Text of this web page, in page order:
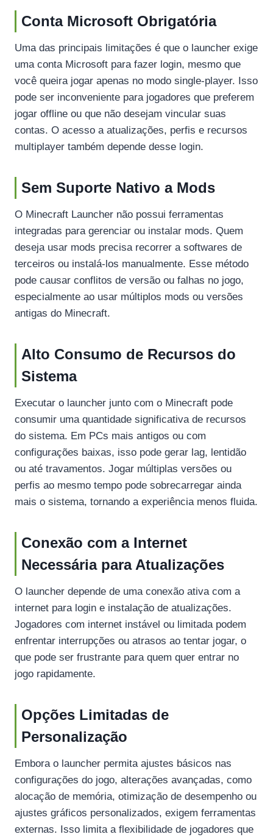
Conta Microsoft Obrigatória
Uma das principais limitações é que o launcher exige
uma conta Microsoft para fazer login, mesmo que
você queira jogar apenas no modo single-player. Isso
pode ser inconveniente para jogadores que preferem
jogar offline ou que não desejam vincular suas
contas. O acesso a atualizações, perfis e recursos
multiplayer também depende desse login.
Sem Suporte Nativo a Mods
O Minecraft Launcher não possui ferramentas
integradas para gerenciar ou instalar mods. Quem
deseja usar mods precisa recorrer a softwares de
terceiros ou instalá-los manualmente. Esse método
pode causar conflitos de versão ou falhas no jogo,
especialmente ao usar múltiplos mods ou versões
antigas do Minecraft.
Alto Consumo de Recursos do
Sistema
Executar o launcher junto com o Minecraft pode
consumir uma quantidade significativa de recursos
do sistema. Em PCs mais antigos ou com
configurações baixas, isso pode gerar lag, lentidão
ou até travamentos. Jogar múltiplas versões ou
perfis ao mesmo tempo pode sobrecarregar ainda
mais o sistema, tornando a experiência menos fluida.
Conexão com a Internet
Necessária para Atualizações
O launcher depende de uma conexão ativa com a
internet para login e instalação de atualizações.
Jogadores com internet instável ou limitada podem
enfrentar interrupções ou atrasos ao tentar jogar, o
que pode ser frustrante para quem quer entrar no
jogo rapidamente.
Opções Limitadas de
Personalização
Embora o launcher permita ajustes básicos nas
configurações do jogo, alterações avançadas, como
alocação de memória, otimização de desempenho ou
ajustes gráficos personalizados, exigem ferramentas
externas. Isso limita a flexibilidade de jogadores que